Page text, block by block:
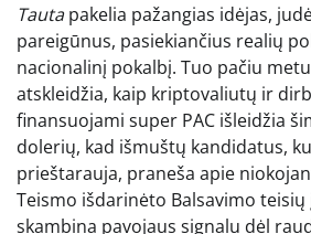
Tautapakelia pažangias idėjas,
pareigūnus, pasiekiančius realių
nacionalinį pokalbį. Tuo pačiu
atskleidžia, kaip kriptovaliutų ir
finansuojami super PAC išleidžia
dolerių, kad išmuštų kandidatus,
prieštarauja, praneša apie
Teismo išdarinėto Balsavimo
skambina pavojaus signalu dėl